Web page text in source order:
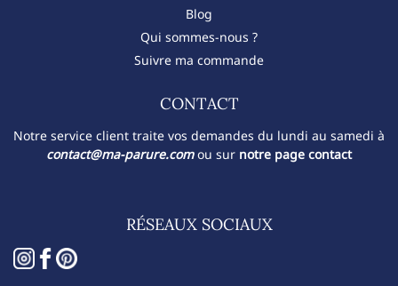
Blog
Qui sommes-nous ?
Suivre ma commande
CONTACT​
Notre service client traite vos demandes du lundi au samedi à
contact@ma-parure.comou sur notre page contact
RÉSEAUX SOCIAUX